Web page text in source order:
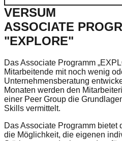
VERSUM
ASSOCIATE
"EXPLORE"
Das Associate Programm
Mitarbeitende mit noch wenig
Unternehmensberatung
Monaten werden den
einer Peer Group die
Skills vermittelt.
Das Associate Programm bietet
die Möglichkeit, die eigenen